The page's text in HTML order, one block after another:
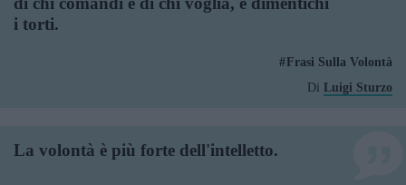
i torti.
Frasi Sulla Volontà
Di Luigi Sturzo
La volontà è più forte dell'intelletto.